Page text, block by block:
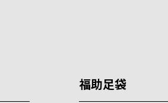
福助足袋